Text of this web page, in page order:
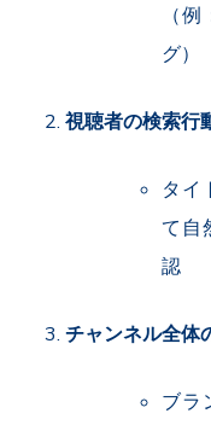
（
グ）
視聴者の検索行
タイ
て自
認
チャンネル全体
ブラ